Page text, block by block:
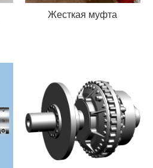
Жесткая муфта